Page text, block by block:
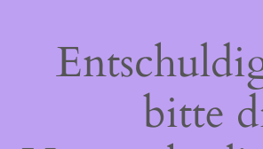
bitte